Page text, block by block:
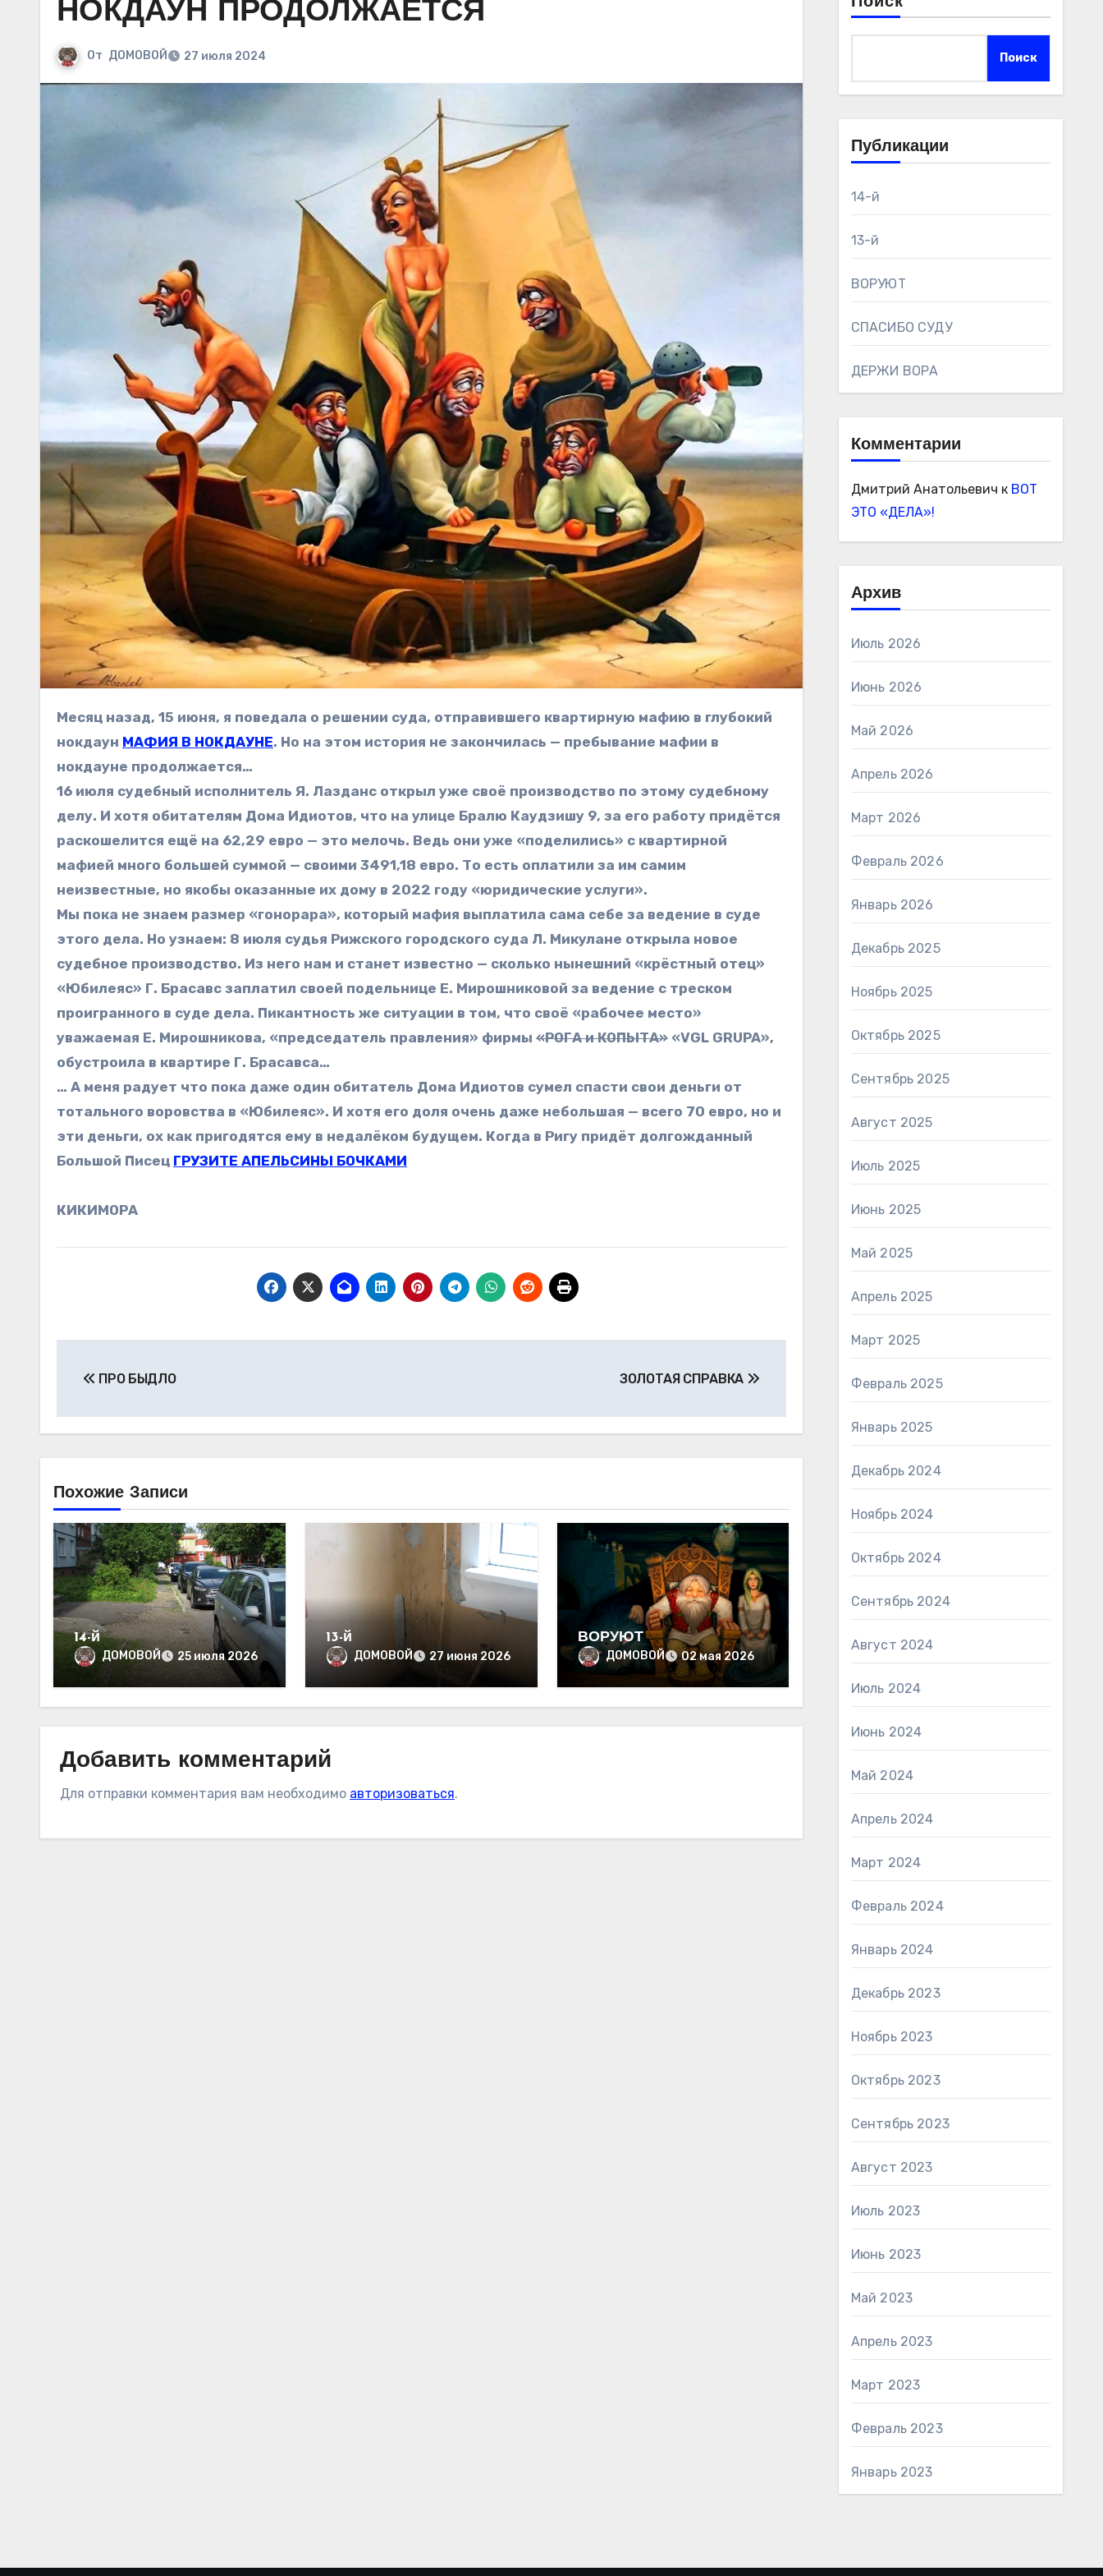
НОКДАУН ПРОДОЛЖАЕТСЯ
От ДОМОВОЙ 27 июля 2024
Месяц назад, 15 июня, я поведала о решении суда, отправившего квартирную мафию в глубокий
нокдаун МАФИЯ В НОКДАУНЕ. Но на этом история не закончилась — пребывание мафии в
нокдауне продолжается…
16 июля судебный исполнитель Я. Лазданс открыл уже своё производство по этому судебному
делу. И хотя обитателям Дома Идиотов, что на улице Бралю Каудзишу 9, за его работу придётся
раскошелится ещё на 62,29 евро — это мелочь. Ведь они уже «поделились» с квартирной
мафией много большей суммой — своими 3491,18 евро. То есть оплатили за им самим
неизвестные, но якобы оказанные их дому в 2022 году «юридические услуги».
Мы пока не знаем размер «гонорара», который мафия выплатила сама себе за ведение в суде
этого дела. Но узнаем: 8 июля судья Рижского городского суда Л. Микулане открыла новое
судебное производство. Из него нам и станет известно — сколько нынешний «крёстный отец»
«Юбилеяс» Г. Брасавс заплатил своей подельнице Е. Мирошниковой за ведение с треском
проигранного в суде дела. Пикантность же ситуации в том, что своё «рабочее место»
уважаемая Е. Мирошникова, «председатель правления» фирмы «РОГА и КОПЫТА» «VGL GRUPA»,
обустроила в квартире Г. Брасавса…
… А меня радует что пока даже один обитатель Дома Идиотов сумел спасти свои деньги от
тотального воровства в «Юбилеяс». И хотя его доля очень даже небольшая — всего 70 евро, но и
эти деньги, ох как пригодятся ему в недалёком будущем. Когда в Ригу придёт долгожданный
Большой Писец ГРУЗИТЕ АПЕЛЬСИНЫ БОЧКАМИ
КИКИМОРА
по
записям
ПРО БЫДЛО ЗОЛОТАЯ СПРАВКА
Похожие Записи
14-й
ДОМОВОЙ 25 июля 2026
13-й
ДОМОВОЙ 27 июня 2026
ВОРУЮТ
ДОМОВОЙ 02 мая 2026
Добавить комментарий
Для отправки комментария вам необходимо авторизоваться.
Поиск
Публикации
14-й
13-й
ВОРУЮТ
СПАСИБО СУДУ
ДЕРЖИ ВОРА
Комментарии
Дмитрий Анатольевич к ВОТ
ЭТО «ДЕЛА»!
Архив
Июль 2026
Июнь 2026
Май 2026
Апрель 2026
Март 2026
Февраль 2026
Январь 2026
Декабрь 2025
Ноябрь 2025
Октябрь 2025
Сентябрь 2025
Август 2025
Июль 2025
Июнь 2025
Май 2025
Апрель 2025
Март 2025
Февраль 2025
Январь 2025
Декабрь 2024
Ноябрь 2024
Октябрь 2024
Сентябрь 2024
Август 2024
Июль 2024
Июнь 2024
Май 2024
Апрель 2024
Март 2024
Февраль 2024
Январь 2024
Декабрь 2023
Ноябрь 2023
Октябрь 2023
Сентябрь 2023
Август 2023
Июль 2023
Июнь 2023
Май 2023
Апрель 2023
Март 2023
Февраль 2023
Январь 2023